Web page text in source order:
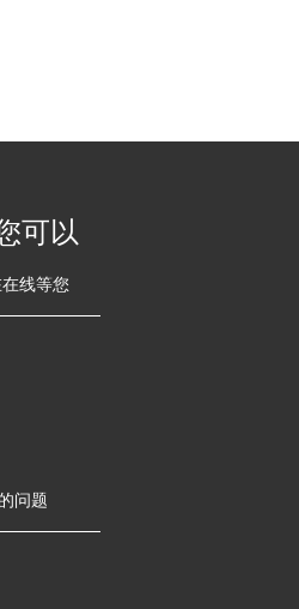
可以
问题
线等您